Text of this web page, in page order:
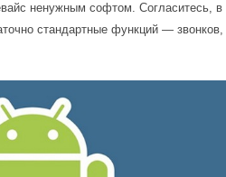
ненужным софтом. Согласитесь, в
стандартные функций — звонков,